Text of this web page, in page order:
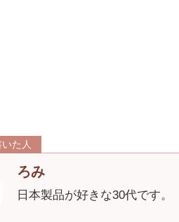
た人
ろみ
日本製品が好きな30代です。